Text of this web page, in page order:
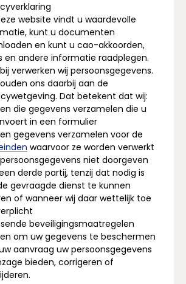
website vindt u waardevolle
kunt u documenten
en kunt u cao-akkoorden,
en andere informatie raadplegen.
verwerken wij persoonsgegevens.
ons daarbij aan de
Dat betekent dat wij:
die gegevens verzamelen die u
in een formulier
gegevens verzamelen voor de
waarvoor ze worden verwerkt
persoonsgegevens niet doorgeven
derde partij, tenzij dat nodig is
gevraagde dienst te kunnen
of wanneer wij daar wettelijk toe
beveiligingsmaatregelen
om uw gegevens te beschermen
aanvraag uw persoonsgegevens
bieden, corrigeren of